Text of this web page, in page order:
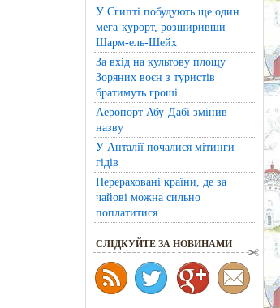
У Єгипті побудують ще один
мега-курорт, розширивши
Шарм-ель-Шейх
За вхід на культову площу
Зоряних воєн з туристів
братимуть гроші
Аеропорт Абу-Дабі змінив
назву
У Анталії почалися мітинги
гідів
Перераховані країни, де за
чайові можна сильно
поплатитися
CЛІДКУЙТЕ ЗА НОВИНАМИ